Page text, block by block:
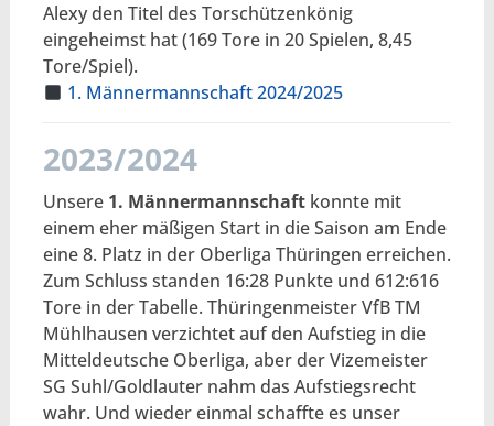
Alexy den Titel des Torschützenkönig
eingeheimst hat (169 Tore in 20 Spielen, 8,45
Tore/Spiel).
1. Männermannschaft 2024/2025
2023/2024
Unsere 1. Männermannschaft konnte mit
einem eher mäßigen Start in die Saison am Ende
eine 8. Platz in der Oberliga Thüringen erreichen.
Zum Schluss standen 16:28 Punkte und 612:616
Tore in der Tabelle. Thüringenmeister VfB TM
Mühlhausen verzichtet auf den Aufstieg in die
Mitteldeutsche Oberliga, aber der Vizemeister
SG Suhl/Goldlauter nahm das Aufstiegsrecht
wahr. Und wieder einmal schaffte es unser